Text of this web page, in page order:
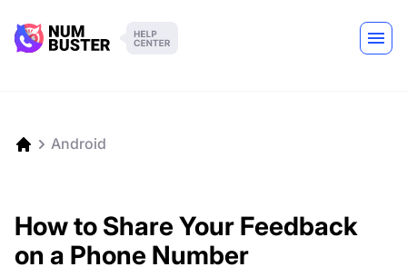
Android
How to Share Your Feedback
on a Phone Number